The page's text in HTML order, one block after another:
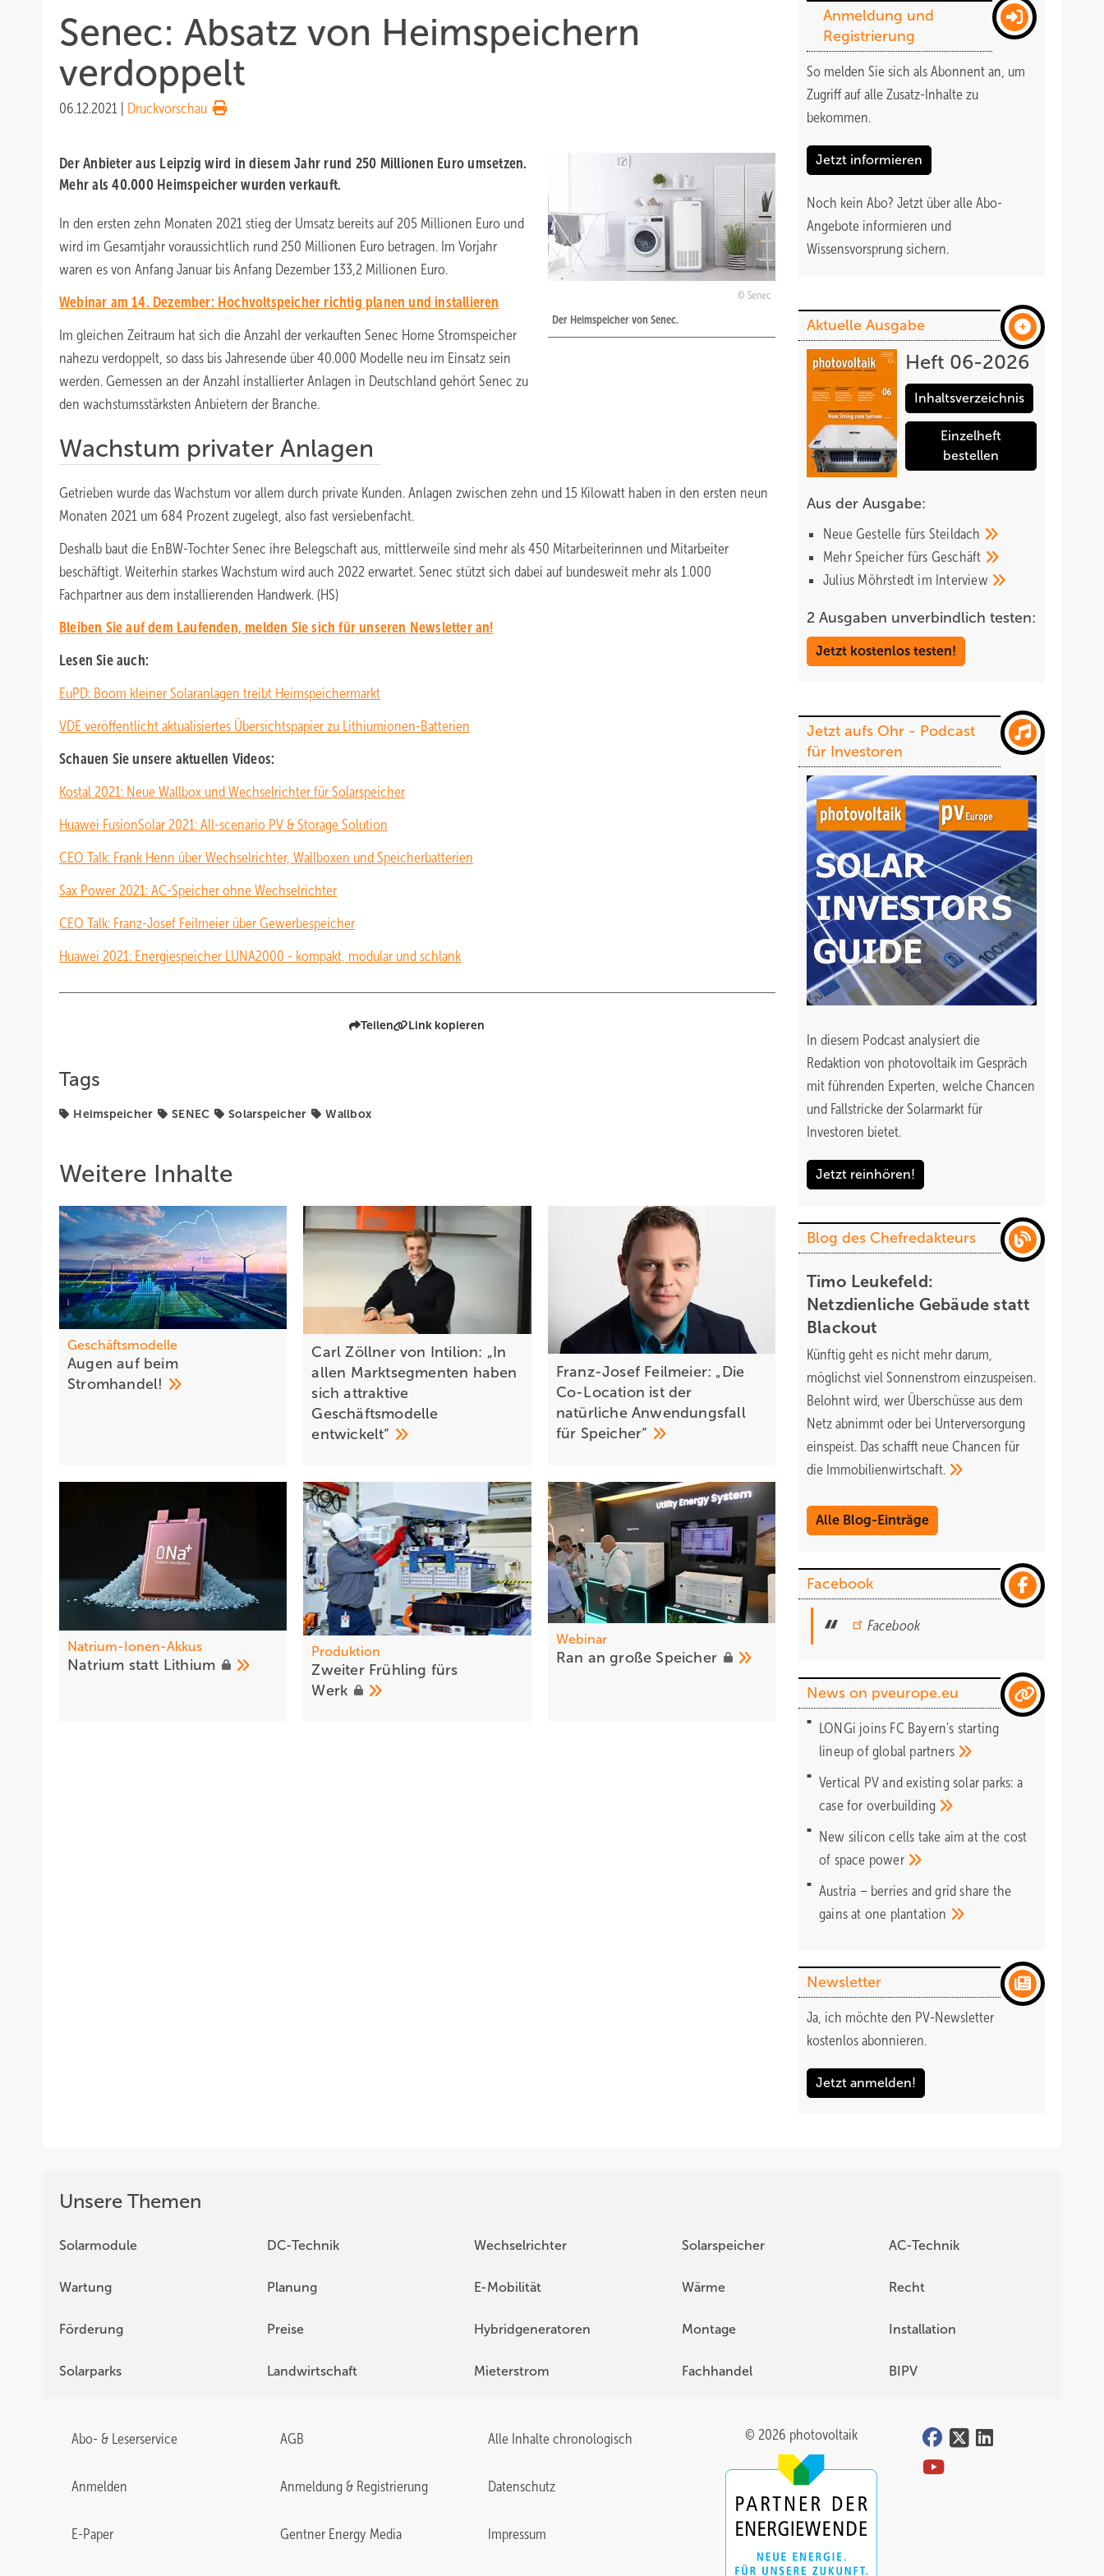
Senec: Absatz von Heimspeichern
verdoppelt
06.12.2021 Druckvorschau
Senec
Der Heimspeicher von Senec.
Der Anbieter aus Leipzig wird in diesem Jahr rund 250 Millionen Euro umsetzen.
Mehr als 40.000 Heimspeicher wurden verkauft.
In den ersten zehn Monaten 2021 stieg der Umsatz bereits auf 205 Millionen Euro und
wird im Gesamtjahr voraussichtlich rund 250 Millionen Euro betragen. Im Vorjahr
waren es von Anfang Januar bis Anfang Dezember 133,2 Millionen Euro.
Webinar am 14. Dezember: Hochvoltspeicher richtig planen und installieren
Im gleichen Zeitraum hat sich die Anzahl der verkauften Senec Home Stromspeicher
nahezu verdoppelt, so dass bis Jahresende über 40.000 Modelle neu im Einsatz sein
werden. Gemessen an der Anzahl installierter Anlagen in Deutschland gehört Senec zu
den wachstumsstärksten Anbietern der Branche.
Wachstum privater Anlagen
Getrieben wurde das Wachstum vor allem durch private Kunden. Anlagen zwischen zehn und 15 Kilowatt haben in den ersten neun
Monaten 2021 um 684 Prozent zugelegt, also fast versiebenfacht.
Deshalb baut die EnBW-Tochter Senec ihre Belegschaft aus, mittlerweile sind mehr als 450 Mitarbeiterinnen und Mitarbeiter
beschäftigt. Weiterhin starkes Wachstum wird auch 2022 erwartet. Senec stützt sich dabei auf bundesweit mehr als 1.000
Fachpartner aus dem installierenden Handwerk. (HS)
Bleiben Sie auf dem Laufenden, melden Sie sich für unseren Newsletter an!
Lesen Sie auch:
EuPD: Boom kleiner Solaranlagen treibt Heimspeichermarkt
VDE veröffentlicht aktualisiertes Übersichtspapier zu Lithiumionen-Batterien
Schauen Sie unsere aktuellen Videos:
Kostal 2021: Neue Wallbox und Wechselrichter für Solarspeicher
Huawei FusionSolar 2021: All-scenario PV & Storage Solution
CEO Talk: Frank Henn über Wechselrichter, Wallboxen und Speicherbatterien
Sax Power 2021: AC-Speicher ohne Wechselrichter
CEO Talk: Franz-Josef Feilmeier über Gewerbespeicher
Huawei 2021: Energiespeicher LUNA2000 - kompakt, modular und schlank
Teilen Link kopieren
Tags
Heimspeicher SENEC Solarspeicher Wallbox
Weitere Inhalte
Geschäftsmodelle
Augen auf bei m
Stromhandel!
Carl Zöllner von Intilion: „In
allen Marktsegmenten haben
sich attraktive
Geschäftsmodelle
entwickelt“
Franz-Josef Feilmeier: „Die
Co-Location ist der
natürliche Anwendungsfall
für Speicher“
Natrium-Ionen-Akkus
Na trium statt Lithium
Produktion
Zweiter Frühling fürs
Werk
Webinar
Ran an große Speicher
Anmeldung und
Registrierung
So melden Sie sich als Abonnent an, um
Zugriff auf alle Zusatz-Inhalte zu
bekommen.
Jetzt informieren
Noch kein Abo? Jetzt über alle Abo-
Angebote informieren und
Wissensvorsprung sichern.
Aktuelle Ausgabe
Heft 06-2026
Inhaltsverzeichnis
Einzelheft
bestellen
Aus der Ausgabe:
Neue Gestelle fürs Steildach
Mehr Speicher fürs Geschäft
Julius Möhrstedt im Interview
2 Ausgaben unverbindlich testen:
Jetzt kostenlos testen!
Jetzt aufs Ohr - Podcast
für Investoren
In diesem Podcast analysiert die
Redaktion von photovoltaik im Gespräch
mit führenden Experten, welche Chancen
und Fallstricke der Solarmarkt für
Investoren bietet.
Jetzt reinhören!
Blog des Chefredakteurs
Timo Leukefeld:
Netzdienliche Gebäude statt
Blackout
Künftig geht es nicht mehr darum,
möglichst viel Sonnenstrom einzuspeisen.
Belohnt wird, wer Überschüsse aus dem
Netz abnimmt oder bei Unterversorgung
einspeist. Das schafft neue Chancen für
die Immobilienwirtschaft.
Alle Blog-Einträge
Facebook
Facebook
News on pveurope.eu
LONGi joins FC Bayern's starting
lineup of global partners
Vertical PV and existing solar parks: a
case for overbuilding
New silicon cells take aim at the cost
of space power
Austria – berries and grid share the
gains at one plantation
Newsletter
Ja, ich möchte den PV-Newsletter
kostenlos abonnieren.
Jetzt anmelden!
Unsere Themen
Solarmodule DC-Technik Wechselrichter Solarspeicher AC-Technik
Wartung Planung E-Mobilität Wärme Recht
Förderung Preise Hybridgeneratoren Montage Installation
Solarparks Landwirtschaft Mieterstrom Fachhandel BIPV
Abo- & Leserservice AGB Alle Inhalte chronologisch
Anmelden Anmeldung & Registrierung Datenschutz
E-Paper Gentner Energy Media Impressum
© 2026 photovoltaik